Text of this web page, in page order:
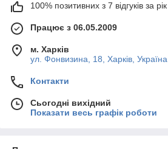
100% позитивних з 7 відгуків за рік
Працює з 06.05.2009
м. Харків
ул. Фонвизина, 18, Харків, Україна
Контакти
Сьогодні вихідний
Показати весь графік роботи